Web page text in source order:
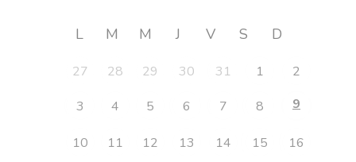
L M M J V S D
27 28 29 30 31 1
2
3
4 5 6 7 8 9
10 11 12 13 14 15 16